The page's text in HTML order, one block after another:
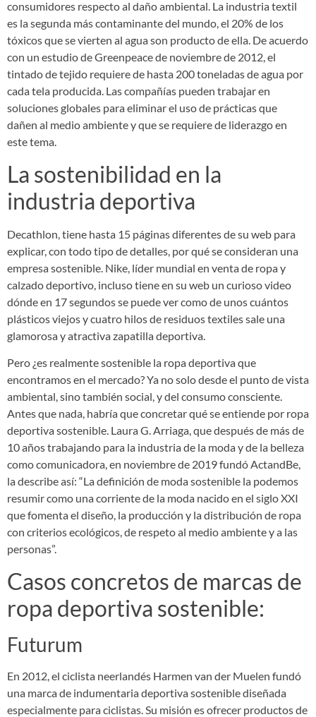
consumidores respecto al daño ambiental. La industria textil
es la segunda más contaminante del mundo, el 20% de los
tóxicos que se vierten al agua son producto de ella. De acuerdo
con un estudio de Greenpeace de noviembre de 2012, el
tintado de tejido requiere de hasta 200 toneladas de agua por
cada tela producida. Las compañías pueden trabajar en
soluciones globales para eliminar el uso de prácticas que
dañen al medio ambiente y que se requiere de liderazgo en
este tema.
La sostenibilidad en la
industria deportiva
Decathlon, tiene hasta 15 páginas diferentes de su web para
explicar, con todo tipo de detalles, por qué se consideran una
empresa sostenible. Nike, líder mundial en venta de ropa y
calzado deportivo, incluso tiene en su web un curioso video
dónde en 17 segundos se puede ver como de unos cuántos
plásticos viejos y cuatro hilos de residuos textiles sale una
glamorosa y atractiva zapatilla deportiva.
Pero ¿es realmente sostenible la ropa deportiva que
encontramos en el mercado? Ya no solo desde el punto de vista
ambiental, sino también social, y del consumo consciente.
Antes que nada, habría que concretar qué se entiende por ropa
deportiva sostenible. Laura G. Arriaga, que después de más de
10 años trabajando para la industria de la moda y de la belleza
como comunicadora, en noviembre de 2019 fundó ActandBe,
la describe así: “La definición de moda sostenible la podemos
resumir como una corriente de la moda nacido en el siglo XXI
que fomenta el diseño, la producción y la distribución de ropa
con criterios ecológicos, de respeto al medio ambiente y a las
personas”.
Casos concretos de marcas de
ropa deportiva sostenible:
Futurum
En 2012, el ciclista neerlandés Harmen van der Muelen fundó
una marca de indumentaria deportiva sostenible diseñada
especialmente para ciclistas. Su misión es ofrecer productos de